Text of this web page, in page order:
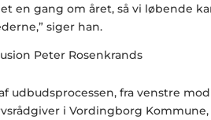
en gang om året, så vi løbende
siger han.
udbudsprocessen, fra venstre mod
i Vordingborg Kommune,